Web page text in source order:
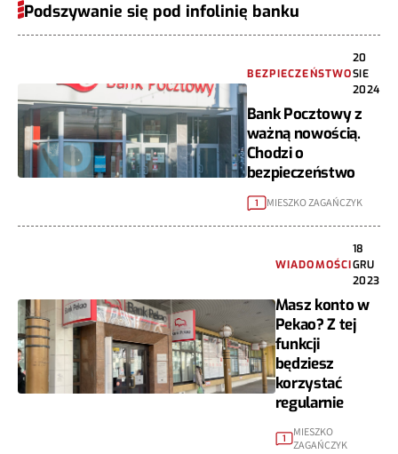
Podszywanie się pod infolinię banku
BEZPIECZEŃSTWO
20
SIE
2024
Bank Pocztowy z
ważną nowością.
Chodzi o
bezpieczeństwo
1 MIESZKO ZAGAŃCZYK
WIADOMOŚCI
18
GRU
2023
Masz konto w
Pekao? Z tej
funkcji
będziesz
korzystać
regularnie
1
MIESZKO
ZAGAŃCZYK